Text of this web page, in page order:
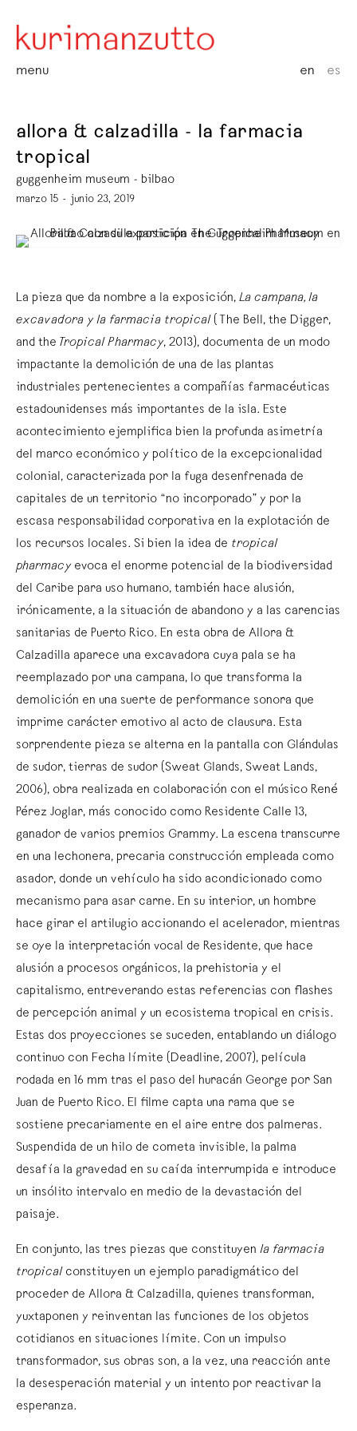
menu en es
allora & calzadilla - la farmacia
tropical
guggenheim museum - bilbao
marzo 15 - junio 23, 2019
La pieza que da nombre a la exposición, La campana, la
excavadora y la farmacia tropical (The Bell, the Digger,
and the Tropical Pharmacy, 2013), documenta de un modo
impactante la demolición de una de las plantas
industriales pertenecientes a compañías farmacéuticas
estadounidenses más importantes de la isla. Este
acontecimiento ejemplifica bien la profunda asimetría
del marco económico y político de la excepcionalidad
colonial, caracterizada por la fuga desenfrenada de
capitales de un territorio “no incorporado” y por la
escasa responsabilidad corporativa en la explotación de
los recursos locales. Si bien la idea de tropical
pharmacyevoca el enorme potencial de la biodiversidad
del Caribe para uso humano, también hace alusión,
irónicamente, a la situación de abandono y a las carencias
sanitarias de Puerto Rico. En esta obra de Allora &
Calzadilla aparece una excavadora cuya pala se ha
reemplazado por una campana, lo que transforma la
demolición en una suerte de performance sonora que
imprime carácter emotivo al acto de clausura. Esta
sorprendente pieza se alterna en la pantalla con Glándulas
de sudor, tierras de sudor (Sweat Glands, Sweat Lands,
2006), obra realizada en colaboración con el músico René
Pérez Joglar, más conocido como Residente Calle 13,
ganador de varios premios Grammy. La escena transcurre
en una lechonera, precaria construcción empleada como
asador, donde un vehículo ha sido acondicionado como
mecanismo para asar carne. En su interior, un hombre
hace girar el artilugio accionando el acelerador, mientras
se oye la interpretación vocal de Residente, que hace
alusión a procesos orgánicos, la prehistoria y el
capitalismo, entreverando estas referencias con flashes
de percepción animal y un ecosistema tropical en crisis.
Estas dos proyecciones se suceden, entablando un diálogo
continuo con Fecha límite (Deadline, 2007), película
rodada en 16 mm tras el paso del huracán George por San
Juan de Puerto Rico. El filme capta una rama que se
sostiene precariamente en el aire entre dos palmeras.
Suspendida de un hilo de cometa invisible, la palma
desafía la gravedad en su caída interrumpida e introduce
un insólito intervalo en medio de la devastación del
paisaje.
En conjunto, las tres piezas que constituyen la farmacia
tropical constituyen un ejemplo paradigmático del
proceder de Allora & Calzadilla, quienes transforman,
yuxtaponen y reinventan las funciones de los objetos
cotidianos en situaciones límite. Con un impulso
transformador, sus obras son, a la vez, una reacción ante
la desesperación material y un intento por reactivar la
esperanza.